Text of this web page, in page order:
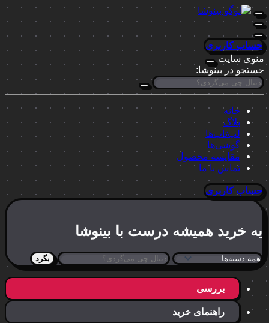
حساب کاربری
منوی سایت
جستجو در بینوشا:
خانه
بلاگ
لپ‌تاپ‌ها
گوشی‌ها
مقایسه محصول
تماس با ما
حساب کاربری
یه خرید همیشه درست با بینوشا
بگرد
بررسی
راهنمای خرید